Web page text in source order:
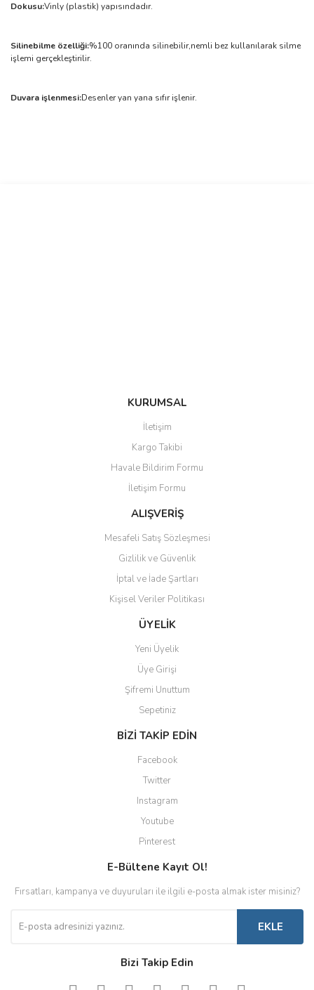
Dokusu:Vinly (plastik) yapısındadır.
Silinebilme özelliği:%100 oranında silinebilir,nemli bez kullanılarak silme
işlemi gerçekleştirilir.
Duvara işlenmesi:Desenler yan yana sıfır işlenir.
Gönder
KURUMSAL
İletişim
Kargo Takibi
Havale Bildirim Formu
İletişim Formu
ALIŞVERİŞ
Mesafeli Satış Sözleşmesi
Gizlilik ve Güvenlik
İptal ve İade Şartları
Kişisel Veriler Politikası
ÜYELİK
Yeni Üyelik
Üye Girişi
Şifremi Unuttum
Sepetiniz
BİZİ TAKİP EDİN
Facebook
Twitter
Instagram
Youtube
Pinterest
E-Bültene Kayıt Ol!
Fırsatları, kampanya ve duyuruları ile ilgili e-posta almak ister misiniz?
EKLE
Bizi Takip Edin